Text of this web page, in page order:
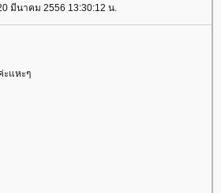
มีนาคม 2556 13:30:12 น.
ะแหะๆ